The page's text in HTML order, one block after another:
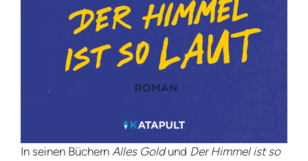
In seinen Büchern Alles Goldund Der Himmel ist so